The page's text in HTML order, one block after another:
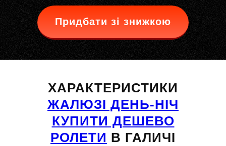
Придбати зі знижкою
ХАРАКТЕРИСТИКИ
ЖАЛЮЗІ ДЕНЬ-НІЧ
КУПИТИ ДЕШЕВО
РОЛЕТИ В ГАЛИЧІ